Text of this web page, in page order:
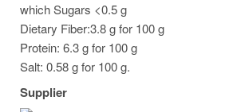
which Sugars <0.5 g
Dietary Fiber:3.8 g for 100 g
Protein: 6.3 g for 100 g
Salt: 0.58 g for 100 g.
Supplier